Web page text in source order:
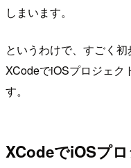
しまいます。
というわけで、すごく初
XCodeでiOSプロジェク
す。
XCodeでiOSプ